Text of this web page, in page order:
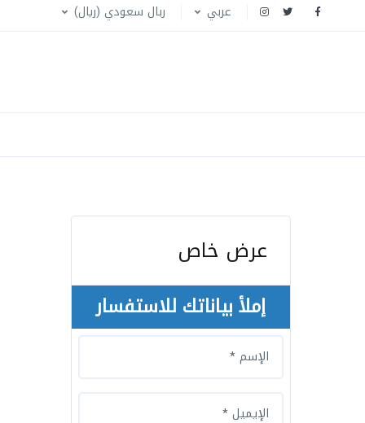
عربي ربال سعودي (ريال)
عرض خاص
إملأ بياناتك للاستفسار